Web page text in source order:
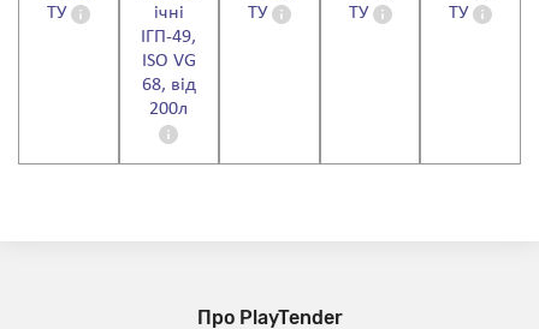
ТУ
ічні
ІГП-49,
ISO VG
68, від
200л
ТУ
ТУ
ТУ
Про PlayTender